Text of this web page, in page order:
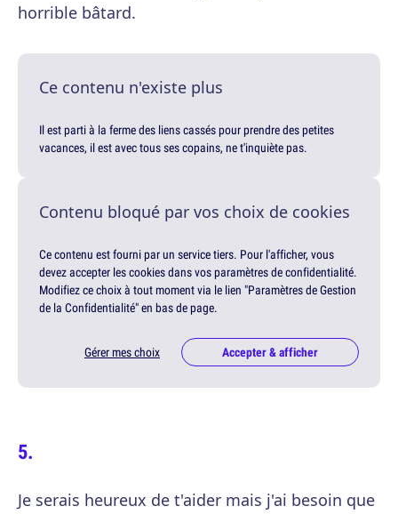
horrible bâtard.
Ce contenu n'existe plus
Il est parti à la ferme des liens cassés pour prendre des petites
vacances, il est avec tous ses copains, ne t'inquiète pas.
Contenu bloqué par vos choix de cookies
Ce contenu est fourni par un service tiers. Pour l'afficher, vous
devez accepter les cookies dans vos paramètres de confidentialité.
Modifiez ce choix à tout moment via le lien "Paramètres de Gestion
de la Confidentialité" en bas de page.
Gérer mes choix Accepter & afficher
Je serais heureux de t'aider mais j'ai besoin que